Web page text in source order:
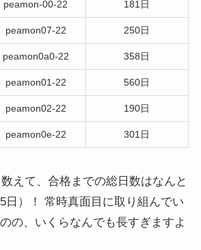
peamon-00-22 181日
peamon07-22 250日
peamon0a0-22 358日
peamon01-22 560日
peamon02-22 190日
peamon0e-22 301日
えて、合格までの総日数はなんと
日）！ 常時真面目に取り組んでい
の、いくらなんでも長すぎますよ